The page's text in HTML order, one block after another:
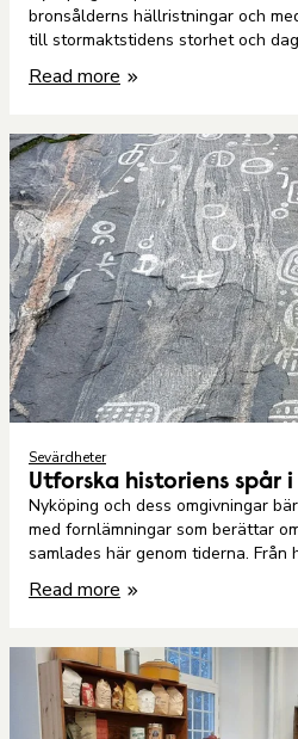
bronsålderns hällristningar och
till stormaktstidens storhet och
möts historiska händelser och
en plats som formar framtiden med
Read more
Sevärdheter
Utforska historiens spår
Nyköping och dess omgivningar
med fornlämningar som berättar
samlades här genom tiderna.
finns det mycket att upptäcka för
till det förflutna.
Read more